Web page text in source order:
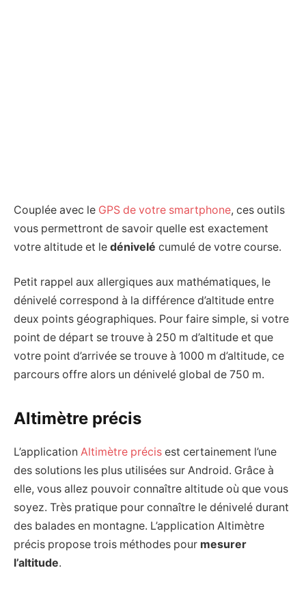
Couplée avec le GPS de votre smartphone, ces outils
vous permettront de savoir quelle est exactement
votre altitude et le dénivelé cumulé de votre course.
Petit rappel aux allergiques aux mathématiques, le
dénivelé correspond à la différence d’altitude entre
deux points géographiques. Pour faire simple, si votre
point de départ se trouve à 250 m d’altitude et que
votre point d’arrivée se trouve à 1000 m d’altitude, ce
parcours offre alors un dénivelé global de 750 m.
Altimètre précis
L’application Altimètre précis est certainement l’une
des solutions les plus utilisées sur Android. Grâce à
elle, vous allez pouvoir connaître altitude où que vous
soyez. Très pratique pour connaître le dénivelé durant
des balades en montagne. L’application Altimètre
précis propose trois méthodes pour mesurer
l’altitude.